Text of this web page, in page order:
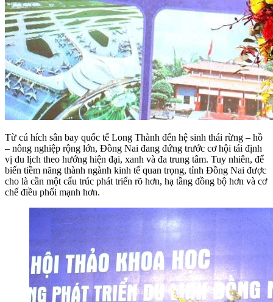
Từ cú hích sân bay quốc tế Long Thành đến hệ sinh thái rừng – hồ
– nông nghiệp rộng lớn, Đồng Nai đang đứng trước cơ hội tái định
vị du lịch theo hướng hiện đại, xanh và đa trung tâm. Tuy nhiên, để
biến tiềm năng thành ngành kinh tế quan trọng, tỉnh Đồng Nai được
cho là cần một cấu trúc phát triển rõ hơn, hạ tầng đồng bộ hơn và cơ
chế điều phối mạnh hơn.